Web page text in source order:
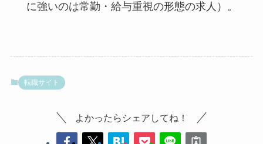
に強いのは常勤・給与重視の形態の求人）。
転職サイト
よかったらシェアしてね！